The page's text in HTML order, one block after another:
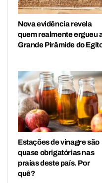
Nova evidência revela
quem realmente ergueu
Grande Pirâmide do
Estações de vinagre são
quase obrigatórias nas
praias deste país. Por
quê?